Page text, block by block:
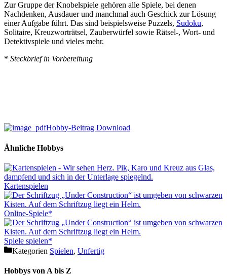
Zur Gruppe der Knobelspiele gehören alle Spiele, bei denen
Nachdenken, Ausdauer und manchmal auch Geschick zur Lösung
einer Aufgabe führt. Das sind beispielsweise Puzzels, Sudoku,
Solitaire, Kreuzworträtsel, Zauberwürfel sowie Rätsel-, Wort- und
Detektivspiele und vieles mehr.
* Steckbrief in Vorbereitung
Hobby-Beitrag Download
Ähnliche Hobbys
Kartenspielen
Online-Spiele*
Spiele spielen*
Kategorien Spielen, Unfertig
Hobbys von A bis Z